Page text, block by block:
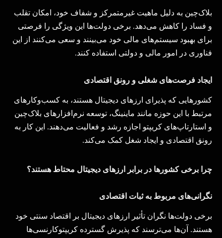
بلاک‌چین به دلیل ماهیت غیرمتمرکز و شفاف خود، امکان تقلب
و فساد را کاهش می‌دهد. برخی دولت‌ها این ویژگی را فرصتی
برای بهبود سیستم‌های مالی خود می‌بینند و سعی می‌کنند از این
فناوری در امور مالی و دولتی استفاده کنند.
ایجاد فرصت‌های شغلی و رونق اقتصادی
کشورهایی که پذیرای ارزهای دیجیتال هستند، به کسب‌وکارهای
مرتبط با این حوزه مانند ماینینگ، توسعه نرم‌افزارهای بلاک‌چین
و استارتاپ‌های کریپتو اجازه رشد و فعالیت می‌دهند. این کار به
رونق اقتصادی و ایجاد شغل کمک می‌کند.
چرا برخی کشورها در برابر ارزهای دیجیتال محتاط هستند؟
نگرانی‌های مربوط به ثبات اقتصادی
برخی دولت‌ها نگران تأثیر ارزهای دیجیتال بر اقتصاد سنتی خود
هستند. آن‌ها می‌ترسند که پذیرش گسترده کریپتوکارنسی‌ها